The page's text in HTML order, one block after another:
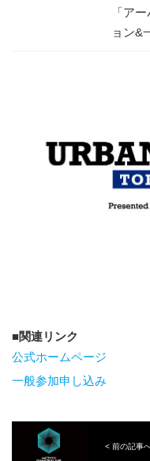
「ア
ョン&
関連リンク
公式ホームページ
一般参加申し込み
< 前の記事